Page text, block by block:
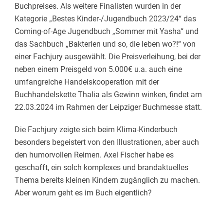
Buchpreises. Als weitere Finalisten wurden in der
Kategorie „Bestes Kinder-/Jugendbuch 2023/24“ das
Coming-of-Age Jugendbuch „Sommer mit Yasha“ und
das Sachbuch „Bakterien und so, die leben wo?!“ von
einer Fachjury ausgewählt. Die Preisverleihung, bei der
neben einem Preisgeld von 5.000€ u.a. auch eine
umfangreiche Handelskooperation mit der
Buchhandelskette Thalia als Gewinn winken, findet am
22.03.2024 im Rahmen der Leipziger Buchmesse statt.
Die Fachjury zeigte sich beim Klima-Kinderbuch
besonders begeistert von den Illustrationen, aber auch
den humorvollen Reimen. Axel Fischer habe es
geschafft, ein solch komplexes und brandaktuelles
Thema bereits kleinen Kindern zugänglich zu machen.
Aber worum geht es im Buch eigentlich?